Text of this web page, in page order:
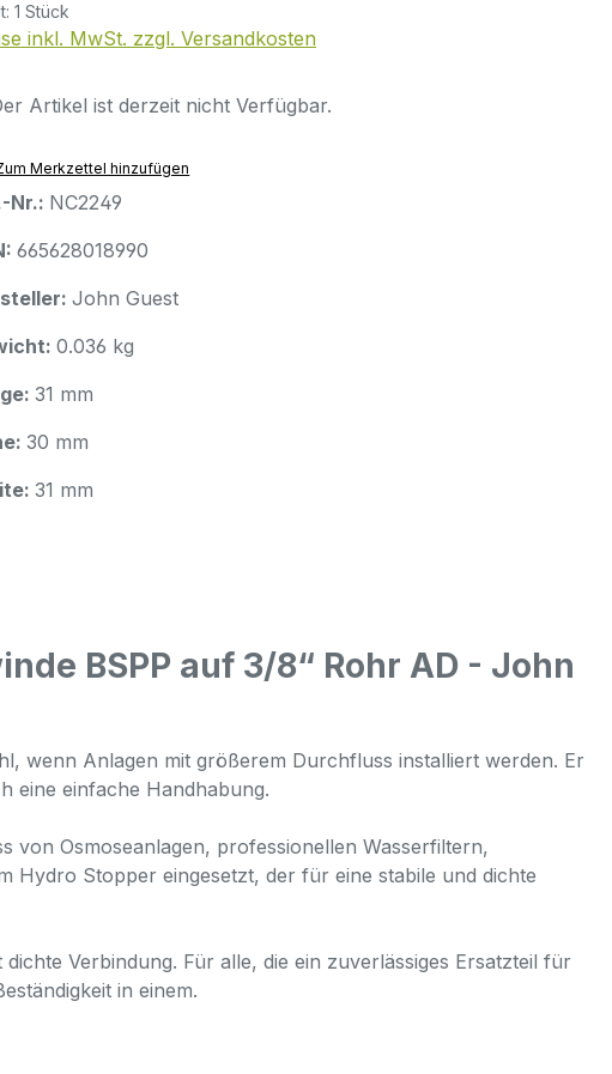
1 Stück
inkl. MwSt. zzgl. Versandkosten
Artikel ist derzeit nicht Verfügbar.
Merkzettel hinzufügen
Nr.: NC2249
665628018990
John Guest
0.036 kg
31 mm
30 mm
31 mm
BSPP auf 3/8“ Rohr AD - John
wenn Anlagen mit größerem Durchfluss installiert werden. Er
eine einfache Handhabung.
von Osmoseanlagen, professionellen Wasserfiltern,
Hydro Stopper eingesetzt, der für eine stabile und dichte
Verbindung. Für alle, die ein zuverlässiges Ersatzteil für
in einem.